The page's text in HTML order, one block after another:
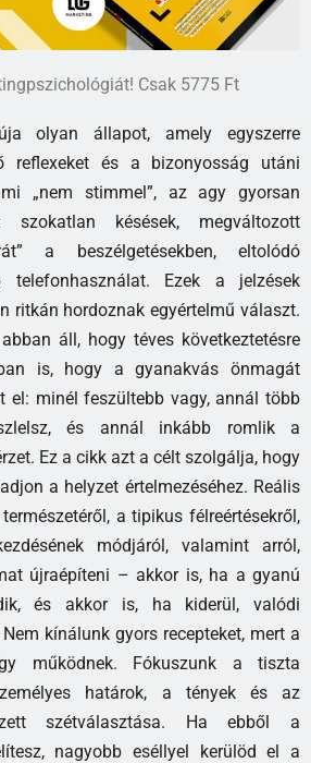
Csak 5775 Ft
olyan állapot, amely egyszerre
reflexeket és a bizonyosság utáni
„nem stimmel”, az agy gyorsan
szokatlan késések, megváltozott
a beszélgetésekben, eltolódó
telefonhasználat. Ezek a jelzések
ritkán hordoznak egyértelmű választ.
áll, hogy téves következtetésre
is, hogy a gyanakvás önmagát
el: minél feszültebb vagy, annál több
és annál inkább romlik a
Ez a cikk azt a célt szolgálja, hogy
a helyzet értelmezéséhez. Reális
a tipikus félreértésekről,
módjáról, valamint arról,
újraépíteni – akkor is, ha a gyanú
és akkor is, ha kiderül, valódi
kínálunk gyors recepteket, mert a
működnek. Fókuszunk a tiszta
határok, a tények és az
szétválasztása. Ha ebből a
nagyobb eséllyel kerülöd el a